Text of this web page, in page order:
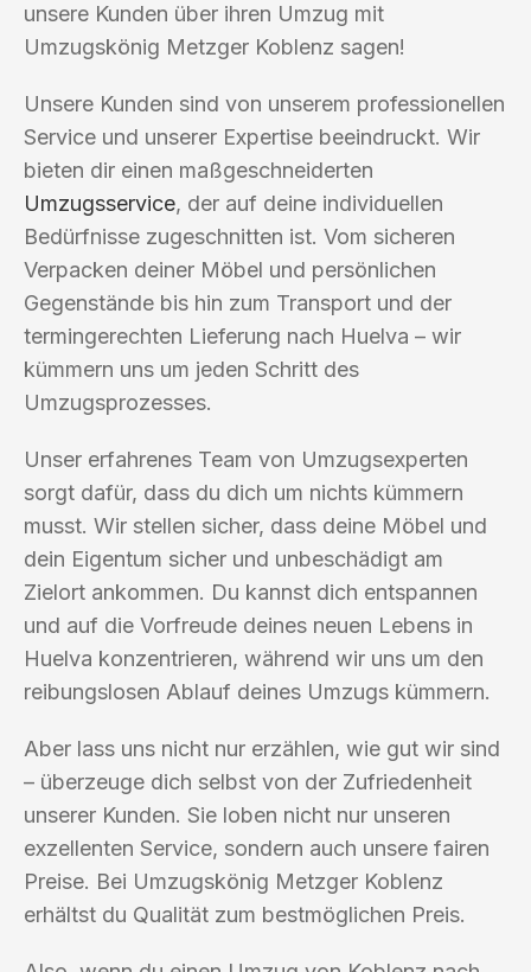
unsere Kunden über ihren Umzug mit
Umzugskönig Metzger Koblenz sagen!
Unsere Kunden sind von unserem professionellen
Service und unserer Expertise beeindruckt. Wir
bieten dir einen maßgeschneiderten
Umzugsservice, der auf deine individuellen
Bedürfnisse zugeschnitten ist. Vom sicheren
Verpacken deiner Möbel und persönlichen
Gegenstände bis hin zum Transport und der
termingerechten Lieferung nach Huelva – wir
kümmern uns um jeden Schritt des
Umzugsprozesses.
Unser erfahrenes Team von Umzugsexperten
sorgt dafür, dass du dich um nichts kümmern
musst. Wir stellen sicher, dass deine Möbel und
dein Eigentum sicher und unbeschädigt am
Zielort ankommen. Du kannst dich entspannen
und auf die Vorfreude deines neuen Lebens in
Huelva konzentrieren, während wir uns um den
reibungslosen Ablauf deines Umzugs kümmern.
Aber lass uns nicht nur erzählen, wie gut wir sind
– überzeuge dich selbst von der Zufriedenheit
unserer Kunden. Sie loben nicht nur unseren
exzellenten Service, sondern auch unsere fairen
Preise. Bei Umzugskönig Metzger Koblenz
erhältst du Qualität zum bestmöglichen Preis.